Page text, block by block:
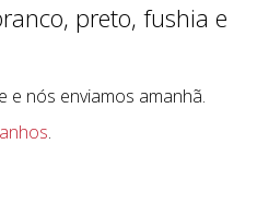
preto, fushia e
e nós enviamos amanhã.
.